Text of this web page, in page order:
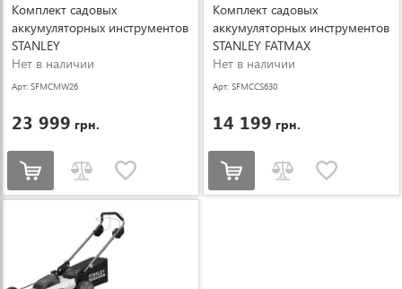
Комплект садовых
аккумуляторных инструментов
STANLEY
SFMCMW2651M+SFMCSTB933M
(SFMCMW2651M+SFMCSTB933M)
Нет в наличии
Арт: SFMCMW26
23 999 грн.
Комплект садовых
аккумуляторных инструментов
STANLEY FATMAX
SFMCCS630M1+SFMCST933M1
(SFMCCS630M1+SFMCST933M1)
Нет в наличии
Арт: SFMCCS630
14 199 грн.